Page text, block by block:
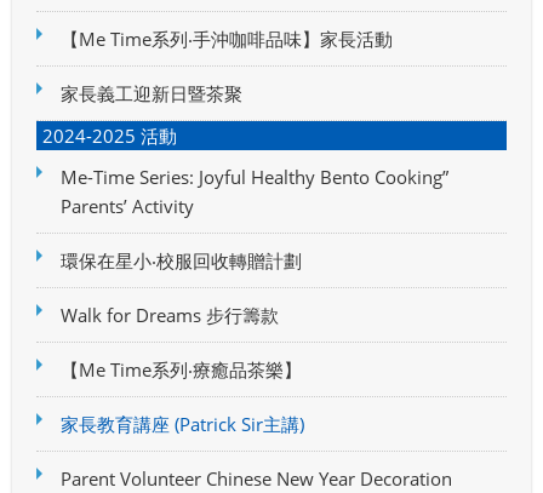
【Me Time系列‧手沖咖啡品味】家長活動
家長義工迎新日暨茶聚
2024-2025 活動
Me-Time Series: Joyful Healthy Bento Cooking”
Parents’ Activity
環保在星小‧校服回收轉贈計劃
Walk for Dreams 步行籌款
【Me Time系列‧療癒品茶樂】
家長教育講座 (Patrick Sir主講)
Parent Volunteer Chinese New Year Decoration